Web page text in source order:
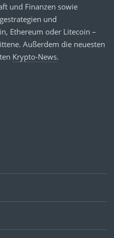
und Finanzen sowie
und
Ethereum oder Litecoin –
Außerdem die neuesten
Krypto-News.